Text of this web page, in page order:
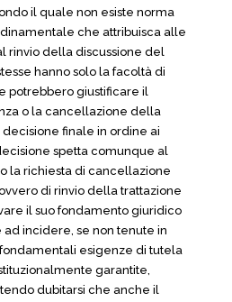
il quale non esiste norma
che attribuisca alle
rinvio della discussione del
hanno solo la facoltà di
potrebbero giustificare il
o la cancellazione della
finale in ordine ai
spetta comunque al
la richiesta di cancellazione
di rinvio della trattazione
il suo fondamento giuridico
incidere, se non tenute in
esigenze di tutela
garantite,
dubitarsi che anche il